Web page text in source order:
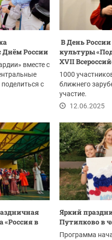
Днём России
вместе с
с
В День
культуры
XVII
1000
ближнего
участие.
12.06.2025
«Россия в
Яркий
Путилково в
Программа